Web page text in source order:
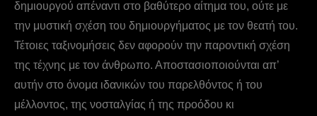
δημιουργού απέναντι στο βαθύτερο αίτημα του, ούτε με
την μυστική σχέση του δημιουργήματος με τον θεατή του.
Τέτοιες ταξινομήσεις δεν αφορούν την παροντική σχέση
της τέχνης με τον άνθρωπο. Αποστασιοποιούνται απ’
αυτήν στο όνομα ιδανικών του παρελθόντος ή του
μέλλοντος, της νοσταλγίας ή της προόδου κι